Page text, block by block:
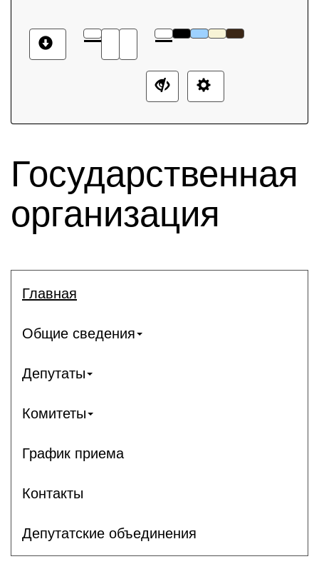
Государственная
организация
Главная
Общие сведения
Депутаты
Комитеты
График приема
Контакты
Депутатские объединения